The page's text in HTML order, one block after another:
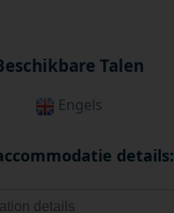
Talen
Engels
details: